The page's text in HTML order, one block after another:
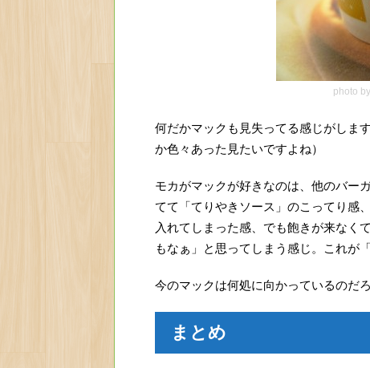
photo
何だかマックも見失ってる感じがしま
か色々あった見たいですよね）
モカがマックが好きなのは、他のバー
てて「てりやきソース」のこってり感
入れてしまった感、でも飽きが来なく
もなぁ」と思ってしまう感じ。これが
今のマックは何処に向かっているのだ
まとめ